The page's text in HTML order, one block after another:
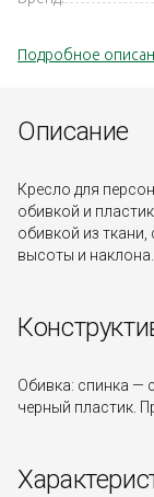
Подробное
Описание
Кресло для
обивкой и
обивкой из ткани,
высоты и наклона.
Обивка: спинка —
черный пластик.